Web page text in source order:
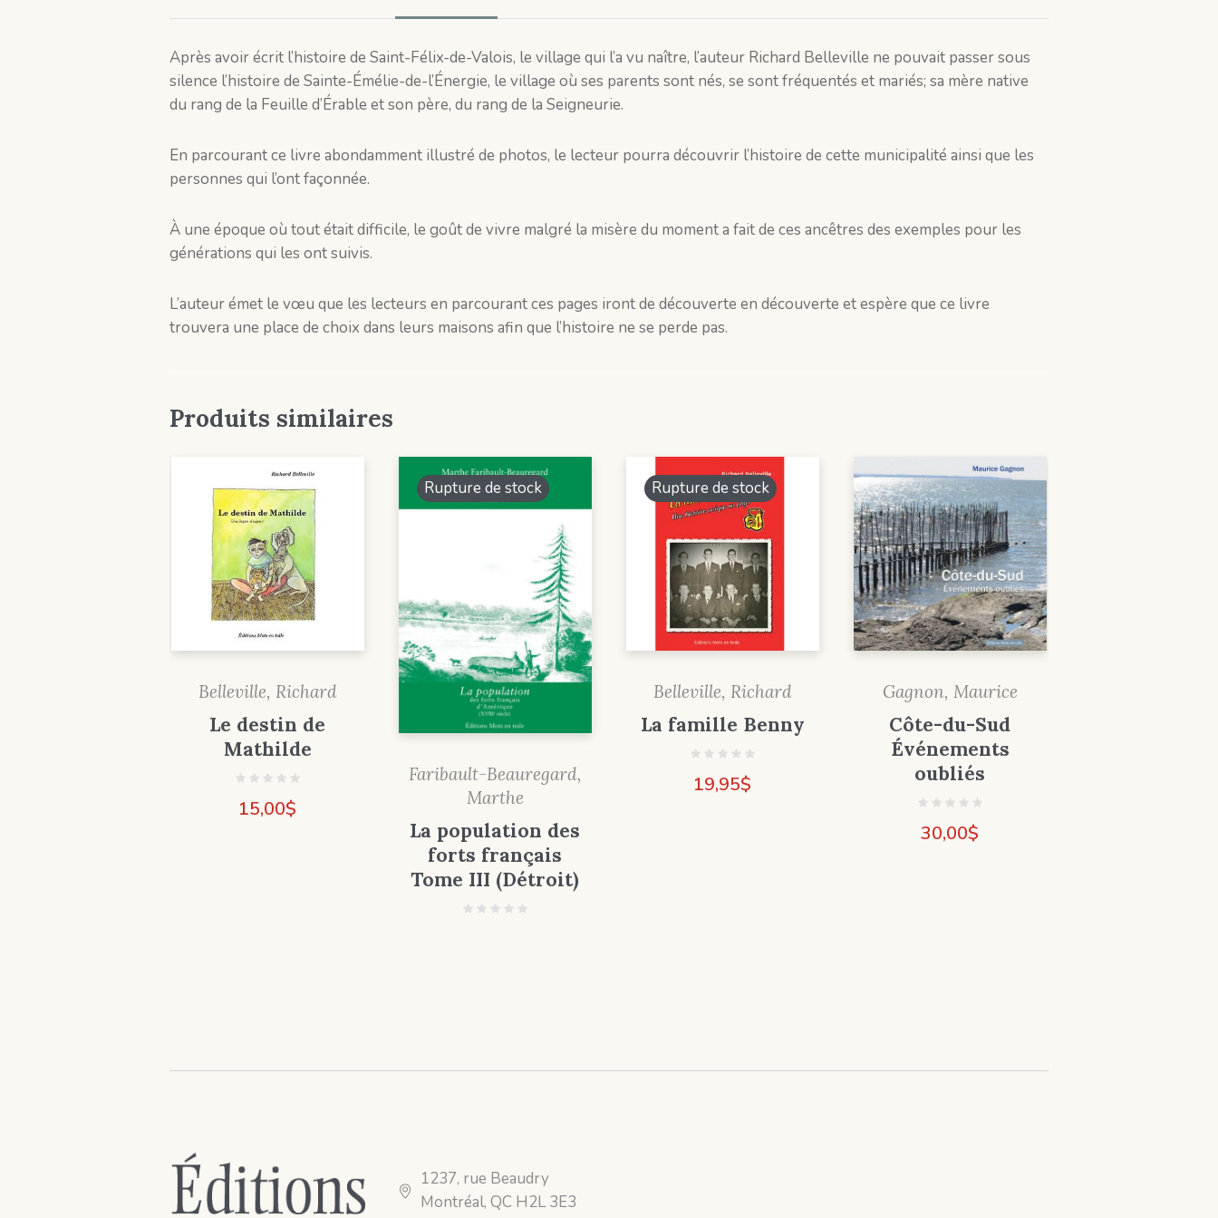
Après avoir écrit l’histoire de Saint-Félix-de-Valois, le village qui l’a vu naître, l’auteur Richard Belleville ne pouvait passer sous
silence l’histoire de Sainte-Émélie-de-l’Énergie, le village où ses parents sont nés, se sont fréquentés et mariés; sa mère native
du rang de la Feuille d’Érable et son père, du rang de la Seigneurie.
En parcourant ce livre abondamment illustré de photos, le lecteur pourra découvrir l’histoire de cette municipalité ainsi que les
personnes qui l’ont façonnée.
À une époque où tout était difficile, le goût de vivre malgré la misère du moment a fait de ces ancêtres des exemples pour les
générations qui les ont suivis.
L’auteur émet le vœu que les lecteurs en parcourant ces pages iront de découverte en découverte et espère que ce livre
trouvera une place de choix dans leurs maisons afin que l’histoire ne se perde pas.
Produits similaires
Belleville, Richard
Le destin de
Mathilde
15,00$
Rupture de stock
Faribault-Beauregard,
Marthe
La population des
forts français
Tome III (Détroit)
Rupture de stock
Belleville, Richard
La famille Benny
19,95$
Gagnon, Maurice
Côte-du-Sud
Événements
oubliés
30,00$
1237, rue Beaudry
Montréal, QC H2L 3E3